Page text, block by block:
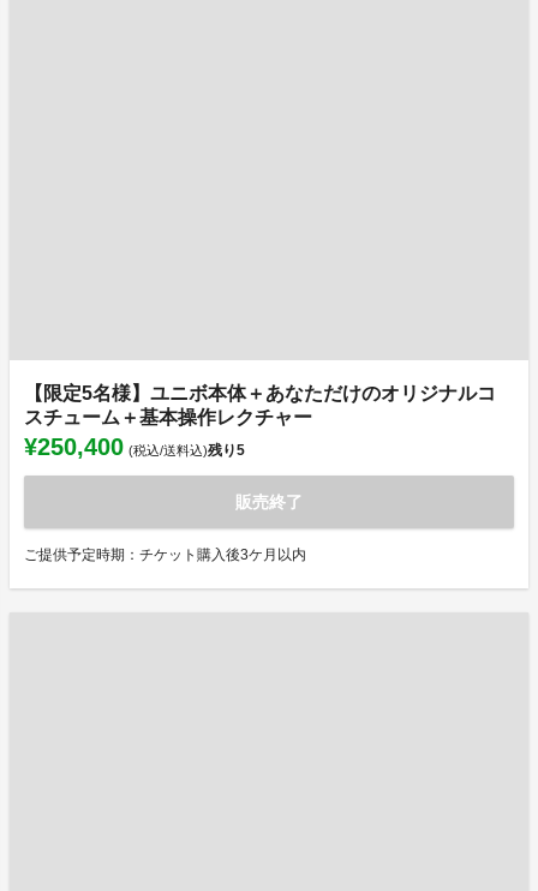
【限定5名様】ユニボ本体＋あなただけのオリジナルコ
スチューム＋基本操作レクチャー
¥250,400 (税込/送料込)残り5
販売終了
ご提供予定時期：チケット購入後3ケ月以内